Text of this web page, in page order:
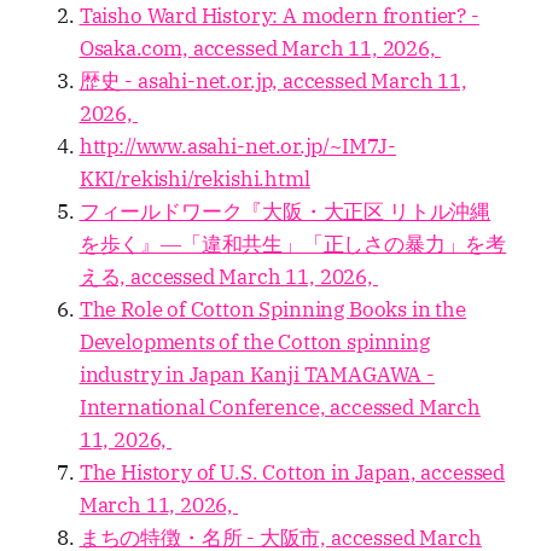
Taisho Ward History: A modern frontier? -
Osaka.com, accessed March 11, 2026,
歴史 - asahi-net.or.jp, accessed March 11,
2026,
http://www.asahi-net.or.jp/~IM7J-
KKI/rekishi/rekishi.html
フィールドワーク『大阪・大正区 リトル沖縄
を歩く』―「違和共生」「正しさの暴力」を考
える, accessed March 11, 2026,
The Role of Cotton Spinning Books in the
Developments of the Cotton spinning
industry in Japan Kanji TAMAGAWA -
International Conference, accessed March
11, 2026,
The History of U.S. Cotton in Japan, accessed
March 11, 2026,
まちの特徴・名所 - 大阪市, accessed March